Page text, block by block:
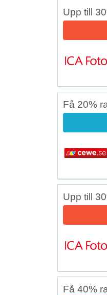
Upp till
Få 20%
Upp till
Få 40%